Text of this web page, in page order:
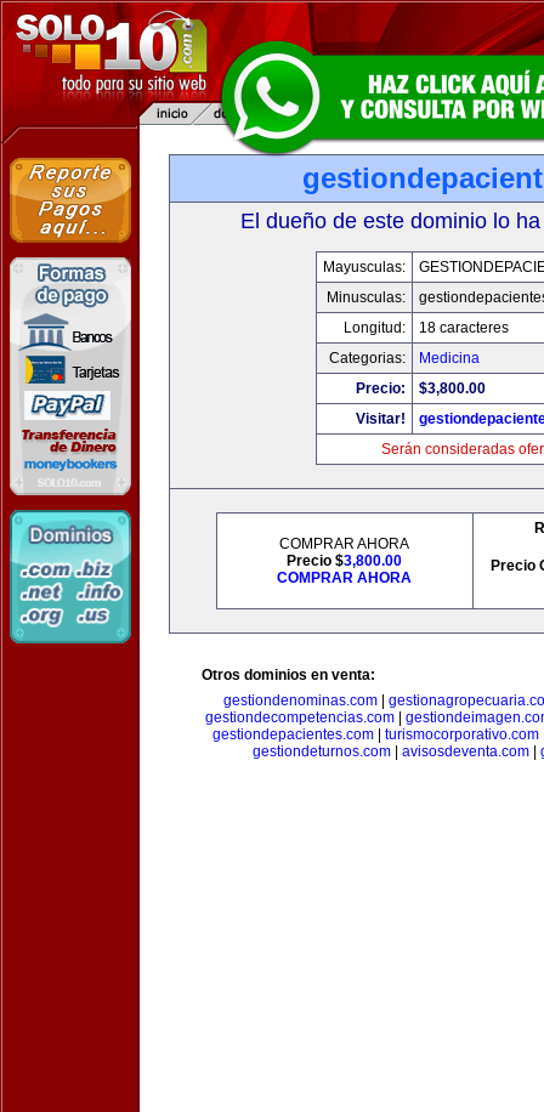
El dueño de este dominio lo
Mayusculas:
Minusculas:
Longitud:
18 caracteres
Categorias:
Medicina
Precio:
$3,800.00
Visitar!
Serán consideradas
COMPRAR AHORA
Precio $3,800.00
COMPRAR AHORA
Precio
Otros dominios en venta:
gestiondenominas.com|
gestiondecompetencias.com|
gestiondepacientes.com| turismocorporativo.com
gestiondeturnos.com| avisosdeventa.com|